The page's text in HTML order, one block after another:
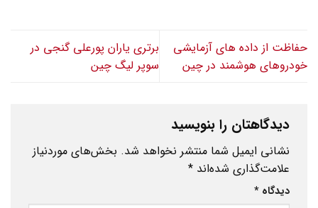
حفاظت از داده های آزمایشی
خودروهای هوشمند در چین
برتری یاران پورعلی گنجی در
سوپر لیگ چین
دیدگاهتان را بنویسید
نشانی ایمیل شما منتشر نخواهد شد. بخش‌های موردنیاز
علامت‌گذاری شده‌اند *
دیدگاه *